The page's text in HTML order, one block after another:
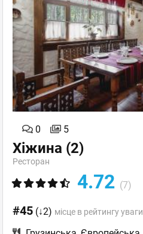
0 5
Хіжина (2)
Ресторан
4.72 (7)
#45 (↓2) місце в рейтингу уваги